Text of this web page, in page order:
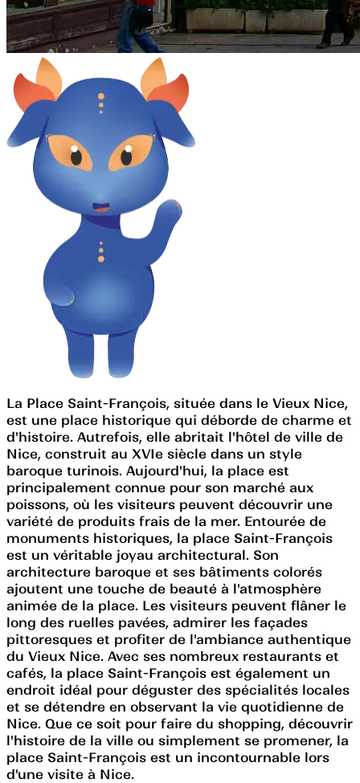
La Place Saint-François, située dans le Vieux Nice,
est une place historique qui déborde de charme et
d'histoire. Autrefois, elle abritait l'hôtel de ville de
Nice, construit au XVIe siècle dans un style
baroque turinois. Aujourd'hui, la place est
principalement connue pour son marché aux
poissons, où les visiteurs peuvent découvrir une
variété de produits frais de la mer. Entourée de
monuments historiques, la place Saint-François
est un véritable joyau architectural. Son
architecture baroque et ses bâtiments colorés
ajoutent une touche de beauté à l'atmosphère
animée de la place. Les visiteurs peuvent flâner le
long des ruelles pavées, admirer les façades
pittoresques et profiter de l'ambiance authentique
du Vieux Nice. Avec ses nombreux restaurants et
cafés, la place Saint-François est également un
endroit idéal pour déguster des spécialités locales
et se détendre en observant la vie quotidienne de
Nice. Que ce soit pour faire du shopping, découvrir
l'histoire de la ville ou simplement se promener, la
place Saint-François est un incontournable lors
d'une visite à Nice.